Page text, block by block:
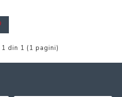
din 1 (1 pagini)